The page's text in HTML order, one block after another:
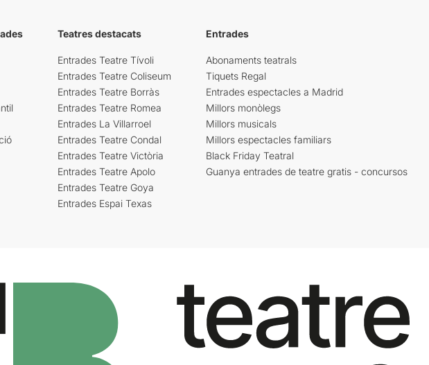
Teatres destacats
Entrades Teatre Tívoli
Entrades Teatre Coliseum
Entrades Teatre Borràs
Entrades Teatre Romea
Entrades La Villarroel
Entrades Teatre Condal
Entrades Teatre Victòria
Entrades Teatre Apolo
Entrades Teatre Goya
Entrades Espai Texas
Entrades
Abonaments teatrals
Tiquets Regal
Entrades espectacles a Madrid
Millors monòlegs
Millors musicals
Millors espectacles familiars
Black Friday Teatral
Guanya entrades de teatre gratis - concursos